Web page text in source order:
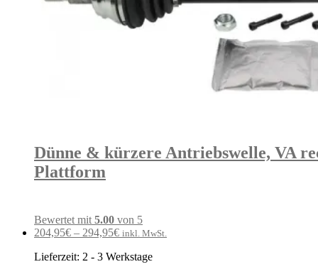
Dünne & kürzere Antriebswelle, VA
Plattform
Bewertet mit 5.00 von 5
204,95€ – 294,95€ inkl. MwSt.
Lieferzeit: 2 - 3 Werkstage